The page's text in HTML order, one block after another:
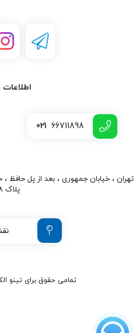
021 66711898
تهران ، خیابان جمهوری ، بعد از پل حافظ ،
پلاک 208
تمامی حقوق برای تینو